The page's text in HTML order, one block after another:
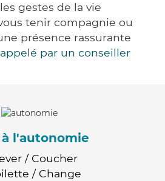
gestes de la vie
tenir compagnie ou
présence rassurante
par un conseiller
l'autonomie
/ Coucher
/ Change